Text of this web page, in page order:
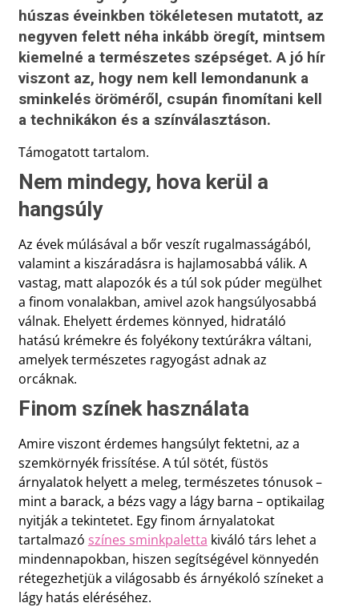
húszas éveinkben tökéletesen mutatott, az
negyven felett néha inkább öregít, mintsem
kiemelné a természetes szépséget. A jó hír
viszont az, hogy nem kell lemondanunk a
sminkelés öröméről, csupán finomítani kell
a technikákon és a színválasztáson.
Támogatott tartalom.
Nem mindegy, hova kerül a
hangsúly
Az évek múlásával a bőr veszít rugalmasságából,
valamint a kiszáradásra is hajlamosabbá válik. A
vastag, matt alapozók és a túl sok púder megülhet
a finom vonalakban, amivel azok hangsúlyosabbá
válnak. Ehelyett érdemes könnyed, hidratáló
hatású krémekre és folyékony textúrákra váltani,
amelyek természetes ragyogást adnak az
orcáknak.
Finom színek használata
Amire viszont érdemes hangsúlyt fektetni, az a
szemkörnyék frissítése. A túl sötét, füstös
árnyalatok helyett a meleg, természetes tónusok –
mint a barack, a bézs vagy a lágy barna – optikailag
nyitják a tekintetet. Egy finom árnyalatokat
tartalmazó színes sminkpaletta kiváló társ lehet a
mindennapokban, hiszen segítségével könnyedén
rétegezhetjük a világosabb és árnyékoló színeket a
lágy hatás eléréséhez.